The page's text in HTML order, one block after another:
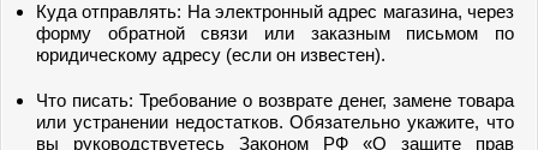
Куда отправлять: На электронный адрес магазина, через
форму обратной связи или заказным письмом по
юридическому адресу (если он известен).
Что писать: Требование о возврате денег, замене товара
или устранении недостатков. Обязательно укажите, что
вы руководствуетесь Законом РФ «О защите прав